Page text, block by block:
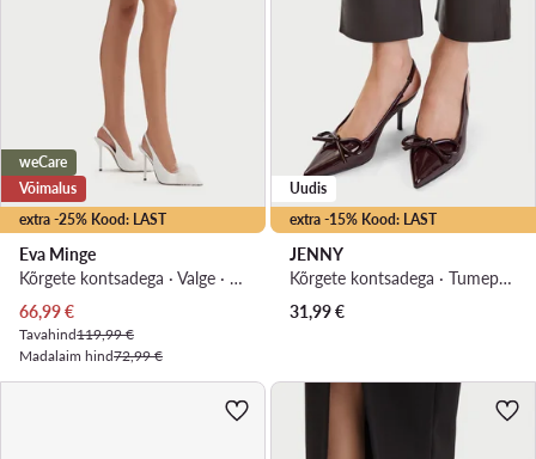
extra -25% Kood: LAST
weCare
Võimalus
Eva Minge
Kõrgete kontsadega · Valge · 11 cm
Praegune hind
66,99€
Tavahind119,99 €
Madalaim hind72,99 €
extra -15% Kood: LAST
Uudis
JENNY
Kõrgete kontsadega · Tumepruun · 7 cm
31,99€